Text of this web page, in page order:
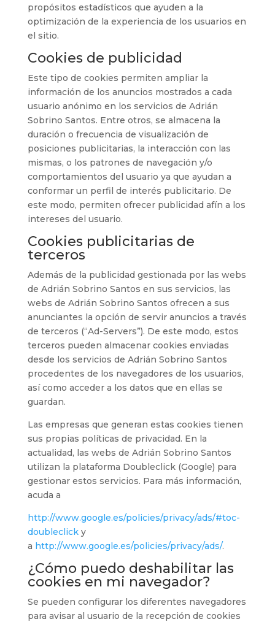
propósitos estadísticos que ayuden a la
optimización de la experiencia de los usuarios en
el sitio.
Cookies de publicidad
Este tipo de cookies permiten ampliar la
información de los anuncios mostrados a cada
usuario anónimo en los servicios de Adrián
Sobrino Santos. Entre otros, se almacena la
duración o frecuencia de visualización de
posiciones publicitarias, la interacción con las
mismas, o los patrones de navegación y/o
comportamientos del usuario ya que ayudan a
conformar un perfil de interés publicitario. De
este modo, permiten ofrecer publicidad afín a los
intereses del usuario.
Cookies publicitarias de
terceros
Además de la publicidad gestionada por las webs
de Adrián Sobrino Santos en sus servicios, las
webs de Adrián Sobrino Santos ofrecen a sus
anunciantes la opción de servir anuncios a través
de terceros (“Ad-Servers”). De este modo, estos
terceros pueden almacenar cookies enviadas
desde los servicios de Adrián Sobrino Santos
procedentes de los navegadores de los usuarios,
así como acceder a los datos que en ellas se
guardan.
Las empresas que generan estas cookies tienen
sus propias políticas de privacidad. En la
actualidad, las webs de Adrián Sobrino Santos
utilizan la plataforma Doubleclick (Google) para
gestionar estos servicios. Para más información,
acuda a
http://www.google.es/policies/privacy/ads/#toc-
doubleclick y
a http://www.google.es/policies/privacy/ads/.
¿Cómo puedo deshabilitar las
cookies en mi navegador?
Se pueden configurar los diferentes navegadores
para avisar al usuario de la recepción de cookies